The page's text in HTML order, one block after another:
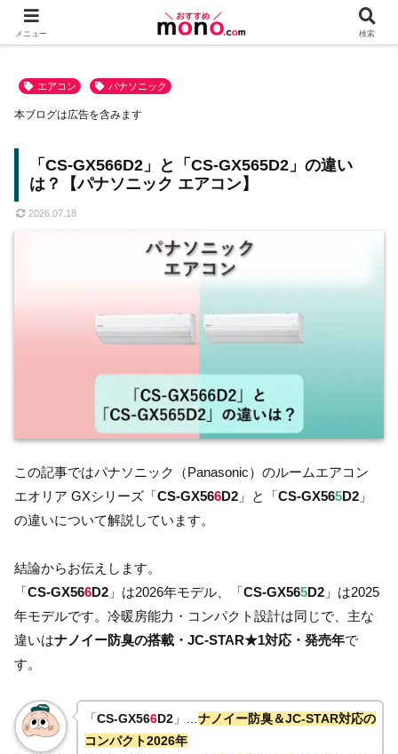
エアコン パナソニック
「CS-GX566D2」と「CS-GX565D2」の違い
は？【パナソニック エアコン】
2026.07.18
本ブログは広告を含みます
この記事ではパナソニック（Panasonic）のルームエアコン
エオリア GXシリーズ「CS-GX566D2 」と「CS-GX565D2 」
の違いについて解説しています。
結論からお伝えします。
「CS-GX566D2 」は2026年モデル、「CS-GX565D2 」は2025
年モデルです。冷暖房能力・コンパクト設計は同じで、主な
違いはナノイー防臭の搭載・JC-STAR★1対応・発売年で
す。
「CS-GX566D2 」… ナノイー防臭＆JC-STAR対応の
コンパクト2026年
メニュー 検索